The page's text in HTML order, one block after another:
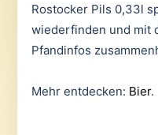
Rostocker Pils 0,33l
wiederfinden und mit
Pfandinfos
Mehr entdecken: Bier.